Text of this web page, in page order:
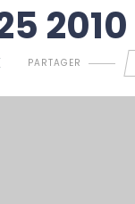
PARTAGER